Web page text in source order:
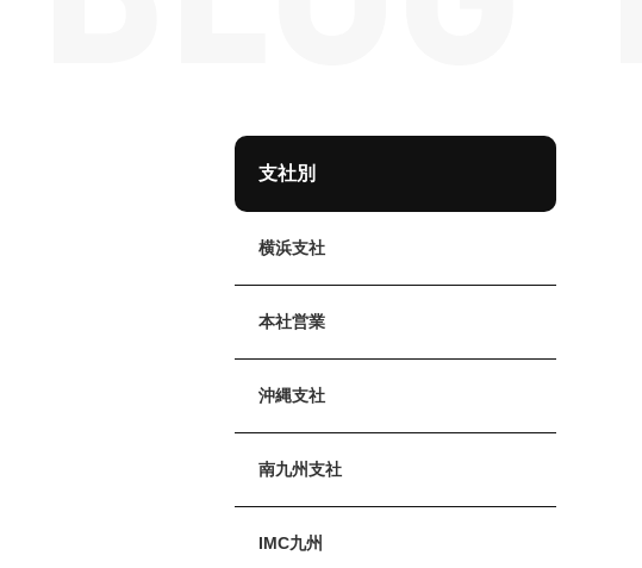
支社別
横浜支社
本社営業
沖縄支社
南九州支社
IMC九州